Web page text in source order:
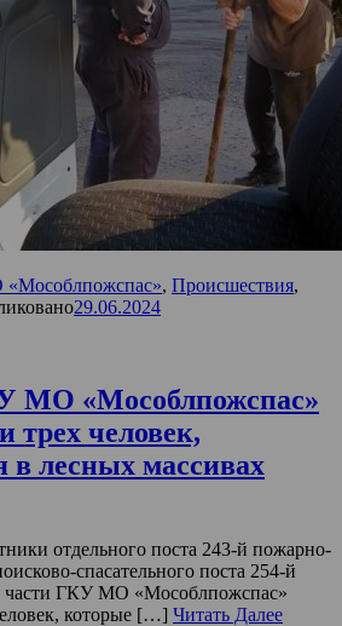
, Происшествия,
29.06.2024
МО «Мособлпожспас»
трех человек,
в лесных массивах
отдельного поста 243-й пожарно-
спасательного поста 254-й
части ГКУ МО «Мособлпожспас»
которые […] Читать Далее